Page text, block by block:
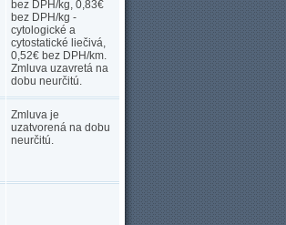
bez DPH/kg, 0,83€
bez DPH/kg -
cytologické a
cytostatické liečivá,
0,52€ bez DPH/km.
Zmluva uzavretá na
dobu neurčitú.
Zmluva je
uzatvorená na dobu
neurčitú.